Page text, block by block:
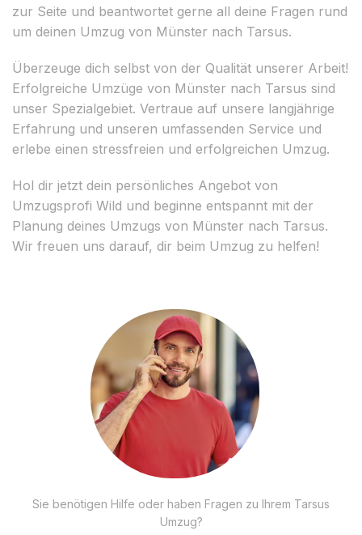
zur Seite und beantwortet gerne all deine Fragen rund
um deinen Umzug von Münster nach Tarsus.
Überzeuge dich selbst von der Qualität unserer Arbeit!
Erfolgreiche Umzüge von Münster nach Tarsus sind
unser Spezialgebiet. Vertraue auf unsere langjährige
Erfahrung und unseren umfassenden Service und
erlebe einen stressfreien und erfolgreichen Umzug.
Hol dir jetzt dein persönliches Angebot von
Umzugsprofi Wild und beginne entspannt mit der
Planung deines Umzugs von Münster nach Tarsus.
Wir freuen uns darauf, dir beim Umzug zu helfen!
Sie benötigen Hilfe oder haben Fragen zu Ihrem Tarsus
Umzug?